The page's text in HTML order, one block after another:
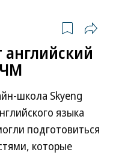
школа Skyeng
языка
подготовиться
которые